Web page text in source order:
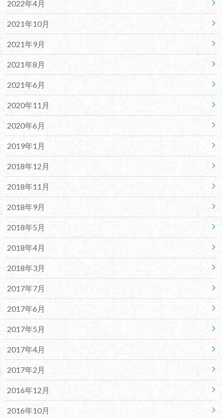
2022年4月
2021年10月
2021年9月
2021年8月
2021年6月
2020年11月
2020年6月
2019年1月
2018年12月
2018年11月
2018年9月
2018年5月
2018年4月
2018年3月
2017年7月
2017年6月
2017年5月
2017年4月
2017年2月
2016年12月
2016年10月